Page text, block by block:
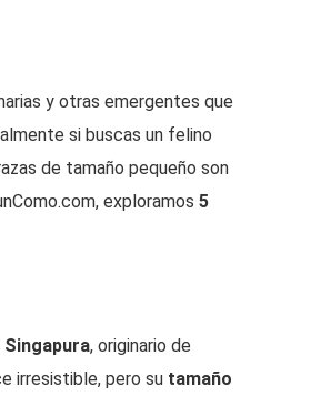
y otras emergentes que
si buscas un felino
de tamaño pequeño son
exploramos 5
, originario de
irresistible, pero su tamaño